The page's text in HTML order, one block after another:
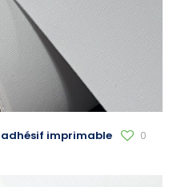
imprimable 0